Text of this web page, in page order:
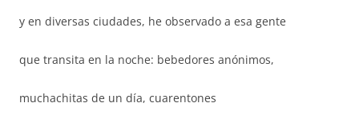
y en diversas ciudades, he observado a esa gente
que transita en la noche: bebedores anónimos,
muchachitas de un día, cuarentones